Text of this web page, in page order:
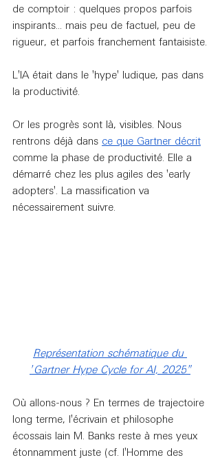
de comptoir : quelques propos parfois
inspirants... mais peu de factuel, peu de
rigueur, et parfois franchement fantaisiste.
L'IA était dans le 'hype' ludique, pas dans
la productivité.
Or les progrès sont là, visibles. Nous
rentrons déjà dans ce que Gartner décrit
comme la phase de productivité. Elle a
démarré chez les plus agiles des 'early
adopters'. La massification va
nécessairement suivre.
Représentation schématique du
"Gartner Hype Cycle for AI, 2025"
Où allons-nous ? En termes de trajectoire
long terme, l'écrivain et philosophe
écossais Iain M. Banks reste à mes yeux
étonnamment juste (cf. l'Homme des